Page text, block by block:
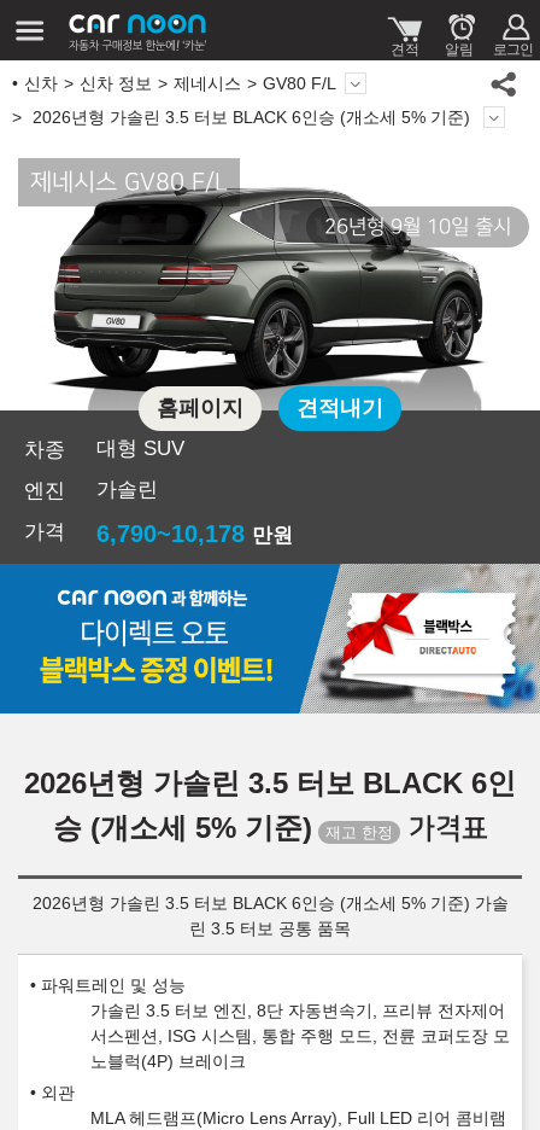
신차 신차 정보 제네시스
GV80 F/L
2026년형 가솔린 3.5 터보 BLACK 6인승 (개소세 5% 기준)
제네시스 GV80 F/L
26년형 9월 10일 출시
차종
대형 SUV
엔진
가솔린
가격
6,790~10,178 만원
홈페이지 견적내기
2026년형 가솔린 3.5 터보 BLACK 6인
승 (개소세 5% 기준)
가격표
2026년형 가솔린 3.5 터보 BLACK 6인승 (개소세 5% 기준) 가솔
린 3.5 터보 공통 품목
파워트레인 및 성능
가솔린 3.5 터보 엔진, 8단 자동변속기, 프리뷰 전자제어
서스펜션, ISG 시스템, 통합 주행 모드, 전륜 코퍼도장 모
노블럭(4P) 브레이크
외관
MLA 헤드램프(Micro Lens Array), Full LED 리어 콤비램